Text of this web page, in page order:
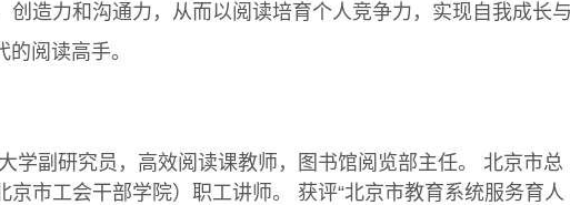
创造力和沟通力，从而以阅读培育个人竞争力，实现自我成长与
阅读高手。
学副研究员，高效阅读课教师，图书馆阅览部主任。 北京市总
京市工会干部学院）职工讲师。 获评“北京市教育系统服务育人